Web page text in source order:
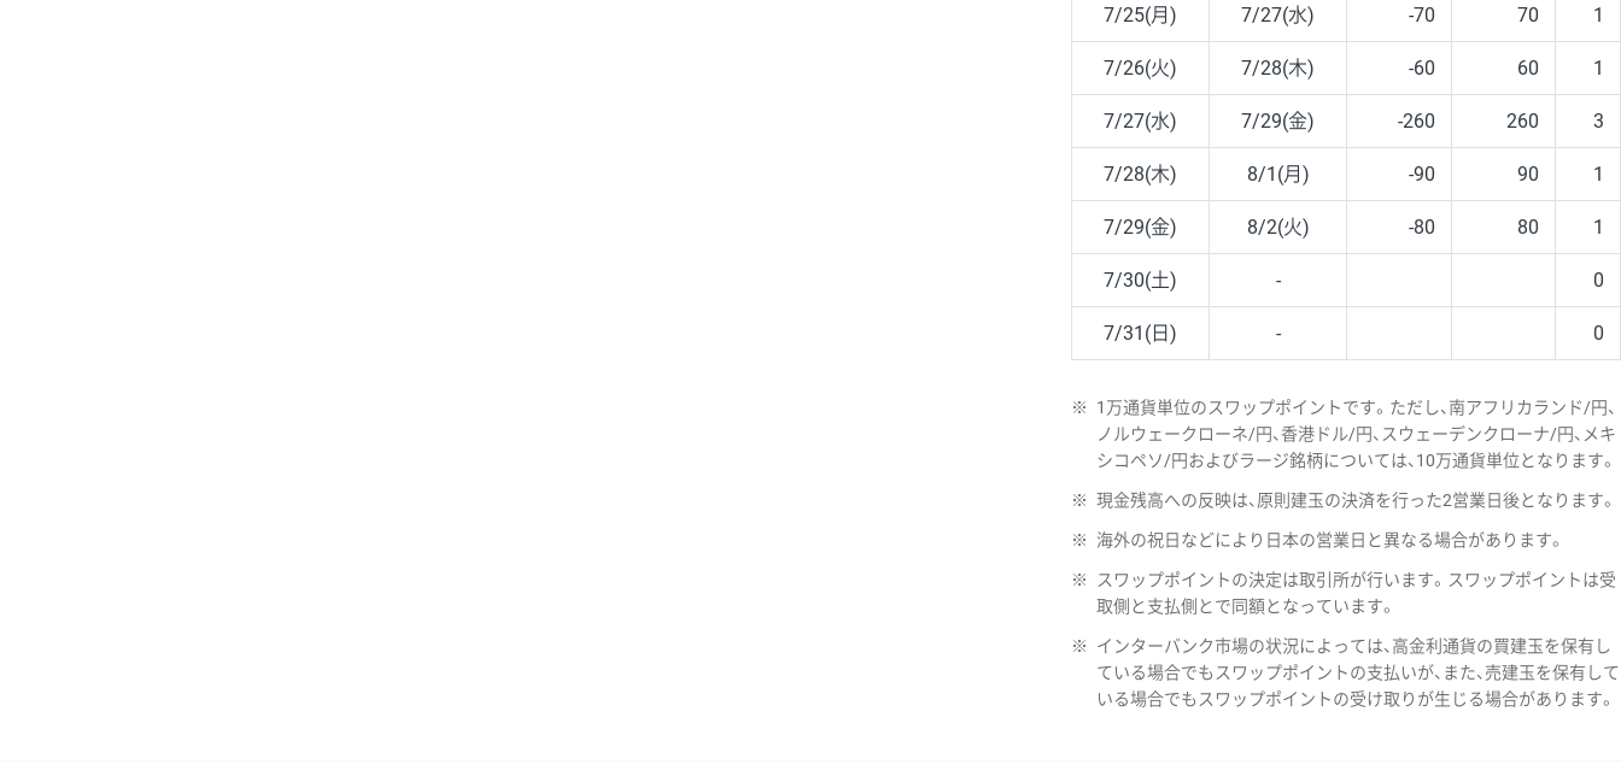
7/25(月) 7/27(水) -70 70 1
7/26(火) 7/28(木) -60 60 1
7/27(水) 7/29(金) -260 260 3
7/28(木) 8/1(月) -90 90 1
7/29(金) 8/2(火) -80 80 1
7/30(土) - 0
7/31(日) - 0
※
1万通貨単位のスワップポイントです。ただし、南アフリカランド/円、
ノルウェークローネ/円、香港ドル/円、スウェーデンクローナ/円、メキ
シコペソ/円およびラージ銘柄については、10万通貨単位となります。
※ 現金残高への反映は、原則建玉の決済を行った2営業日後となります。
※ 海外の祝日などにより日本の営業日と異なる場合があります。
※
スワップポイントの決定は取引所が行います。スワップポイントは受
取側と支払側とで同額となっています。
※
インターバンク市場の状況によっては、高金利通貨の買建玉を保有し
ている場合でもスワップポイントの支払いが、また、売建玉を保有して
いる場合でもスワップポイントの受け取りが生じる場合があります。